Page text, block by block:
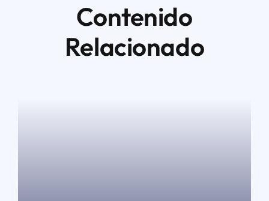
Contenido
Relacionado